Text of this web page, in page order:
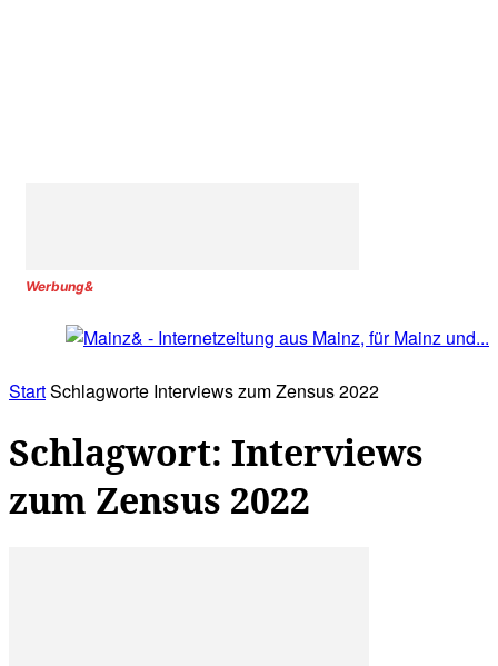
Werbung&
StartSchlagworte Interviews zum Zensus 2022
Schlagwort: Interviews
zum Zensus 2022